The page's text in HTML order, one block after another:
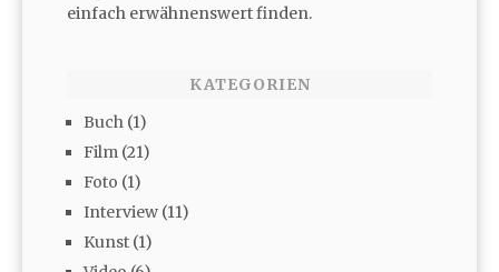
einfach erwähnenswert finden.
KATEGORIEN
Buch (1)
Film (21)
Foto (1)
Interview (11)
Kunst (1)